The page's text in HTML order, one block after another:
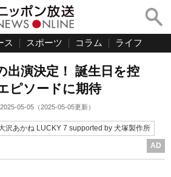
ス スポーツ コラム ライフ
出演決定！ 誕生日を控
ピソードに期待
2025-05-05 （2025-05-05更新）
沢あかね LUCKY 7 supported by 犬塚製作所
AD